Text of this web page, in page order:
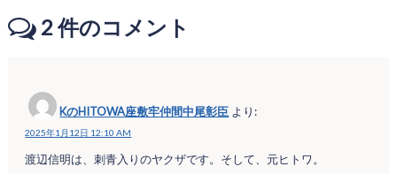
2件のコメント
KのHITOWA座敷牢仲間中尾彰臣 より:
2025年1月12日 12:10 AM
渡辺信明は、刺青入りのヤクザです。そして、元ヒトワ。